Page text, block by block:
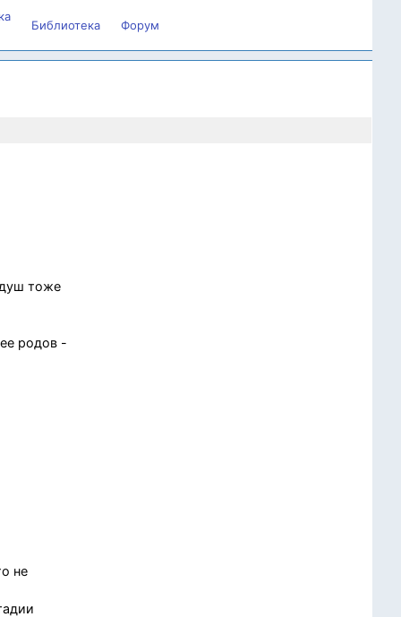
Библиотека Форум
тоже
родов -
не